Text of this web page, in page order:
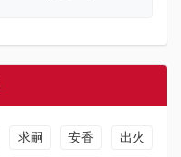
求嗣 安香 出火